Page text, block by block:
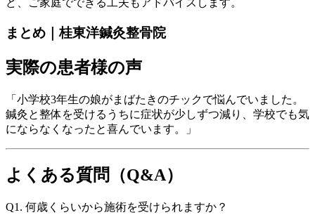
ど、ご家庭でできる工夫もアドバイスします。
まとめ｜桂東洋鍼灸整骨院
実際の患者様の声
「小学校3年生の娘がまばたきのチックで悩んでいました。
鍼灸と整体を受けるうちに症状が少しずつ減り、学校でも気
にならなくなったと喜んでいます。」
よくある質問（Q&A）
Q1. 何歳くらいから施術を受けられますか？